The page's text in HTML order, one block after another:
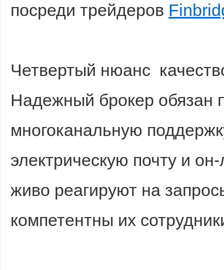
посреди трейдеров
Четвертый нюанс
Надежный брокер обязан
многоканальную
электрическую почту и
живо реагируют на
компетентны их